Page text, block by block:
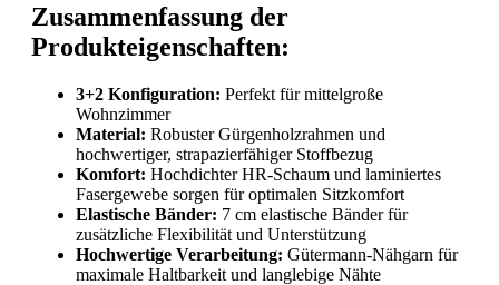
Zusammenfassung der
Produkteigenschaften:
3+2 Konfiguration: Perfekt für mittelgroße
Wohnzimmer
Material: Robuster Gürgenholzrahmen und
hochwertiger, strapazierfähiger Stoffbezug
Komfort: Hochdichter HR-Schaum und laminiertes
Fasergewebe sorgen für optimalen Sitzkomfort
Elastische Bänder: 7 cm elastische Bänder für
zusätzliche Flexibilität und Unterstützung
Hochwertige Verarbeitung: Gütermann-Nähgarn für
maximale Haltbarkeit und langlebige Nähte